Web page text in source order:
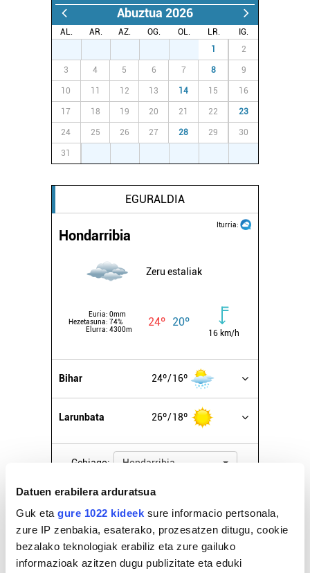
Datuen erabilera arduratsua
Guk eta gure 1022 kideek sure informacio pertsonala,
zure IP zenbakia, esaterako, prozesatzen ditugu, cookie
bezalako teknologiak erabiliz eta zure gailuko
informazioak azitzen dugu publizitate eta eduki
Abuztua 2026
AL. AR. AZ. OG. OL. LR.
IG.
1 2
3 4 5 6 7 8 9
10 11 12 13 14 15 16
17 18 19 20 21 22 23
24 25 26 27 28 29 30
31
EGURALDIA
Iturria:
Hondarribia
Zeru estaliak
Euria: 0mm
Hezetasuna: 74%
Elurra: 4300m
24º 20º
16 km/h
Bihar 24º 16º
Larunbata 26º 18º
Gehiago: Hondarribia
Azken 7 egunetako irakurrienak
1
Guadalupeko "novenak",
aurten lehenago